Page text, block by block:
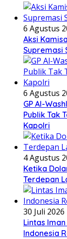
6 Agustus
Aksi
Supremasi
6 Agustus
GP Al-
Publik Tak
Kapolri
4 Agustus
Ketika
Terdepan
30 Juli 2026
Lintas
Indonesia